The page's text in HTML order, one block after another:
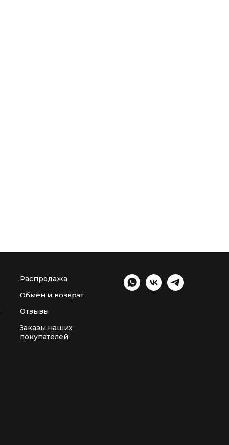
Распродажа
Обмен и возврат
Отзывы
Заказы наших
покупателей